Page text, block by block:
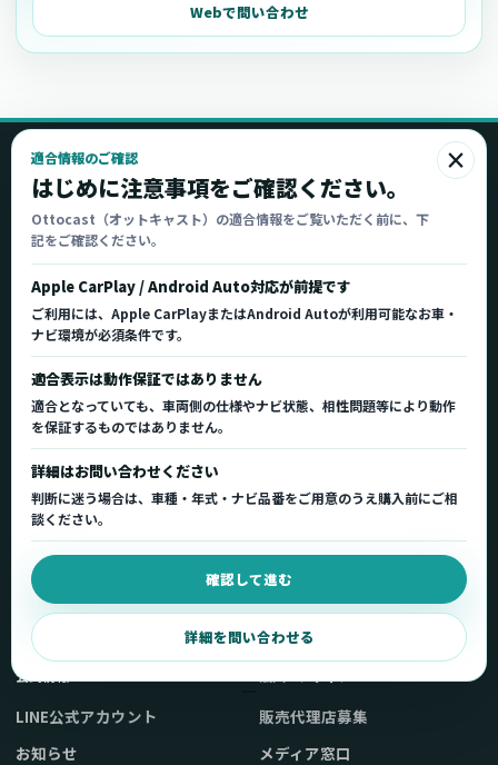
Webで問い合わせ
×
適合情報のご確認
はじめに注意事項をご確認ください。
Ottocast（オットキャスト）の適合情報をご覧いただく前に、下
記をご確認ください。
Apple CarPlay / Android Auto対応が前提です
ご利用には、Apple CarPlayまたはAndroid Autoが利用可能なお車・
ナビ環境が必須条件です。
適合表示は動作保証ではありません
適合となっていても、車両側の仕様やナビ状態、相性問題等により動作
を保証するものではありません。
詳細はお問い合わせください
判断に迷う場合は、車種・年式・ナビ品番をご用意のうえ購入前にご相
談ください。
確認して進む
詳細を問い合わせる
Ottocast
オットキャスト
Ottocast正規販売代理店 Azgate株式会社
Ottocast（オットキャスト）の製品情報、車種適
合、サポート情報を日本国内向けに整理してご案内し
ます。
正規販売代理店 車種適合情報 国内サポート窓口
製品を探す
製品一覧
車種適合を確認
用途から製品を選ぶ
取扱店舗・購入先
弊社販売ストアへ
使い方ガイド
Q&A・症状別サポート
起動不良復旧サービス
公式情報
LINE公式アカウント
お知らせ
販売代理店募集
メディア窓口